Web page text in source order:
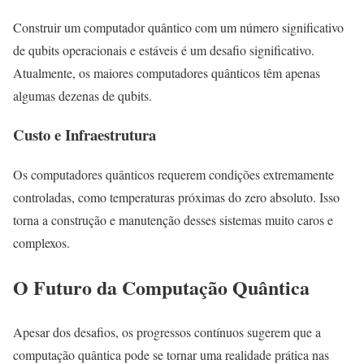
Construir um computador quântico com um número significativo
de qubits operacionais e estáveis é um desafio significativo.
Atualmente, os maiores computadores quânticos têm apenas
algumas dezenas de qubits.
Custo e Infraestrutura
Os computadores quânticos requerem condições extremamente
controladas, como temperaturas próximas do zero absoluto. Isso
torna a construção e manutenção desses sistemas muito caros e
complexos.
O Futuro da Computação Quântica
Apesar dos desafios, os progressos contínuos sugerem que a
computação quântica pode se tornar uma realidade prática nas